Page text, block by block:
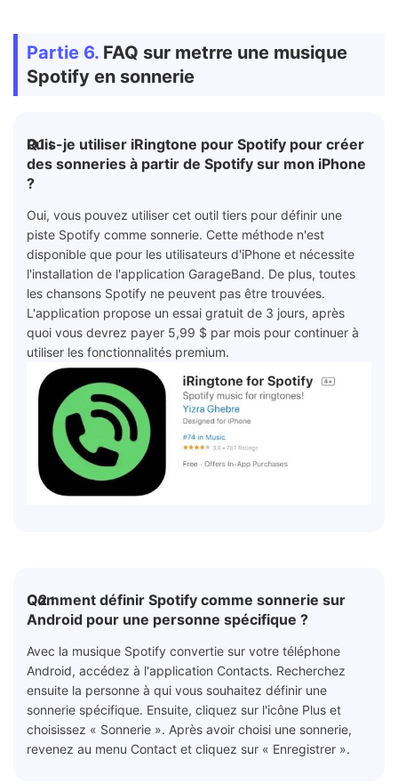
Partie 6. FAQ sur metrre une musique
Spotify en sonnerie
Q1 :
Puis-je utiliser iRingtone pour Spotify pour créer
des sonneries à partir de Spotify sur mon iPhone
?
Oui, vous pouvez utiliser cet outil tiers pour définir une
piste Spotify comme sonnerie. Cette méthode n'est
disponible que pour les utilisateurs d'iPhone et nécessite
l'installation de l'application GarageBand. De plus, toutes
les chansons Spotify ne peuvent pas être trouvées.
L'application propose un essai gratuit de 3 jours, après
quoi vous devrez payer 5,99 $ par mois pour continuer à
utiliser les fonctionnalités premium.
Q2 :
Comment définir Spotify comme sonnerie sur
Android pour une personne spécifique ?
Avec la musique Spotify convertie sur votre téléphone
Android, accédez à l'application Contacts. Recherchez
ensuite la personne à qui vous souhaitez définir une
sonnerie spécifique. Ensuite, cliquez sur l'icône Plus et
choisissez « Sonnerie ». Après avoir choisi une sonnerie,
revenez au menu Contact et cliquez sur « Enregistrer ».